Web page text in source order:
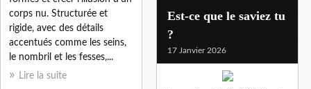
corps nu. Structurée et
rigide, avec des détails
accentués comme les seins,
le nombril et les fesses,...
Lire la suite
Est-ce que le saviez tu
?
17 Janvier 2026